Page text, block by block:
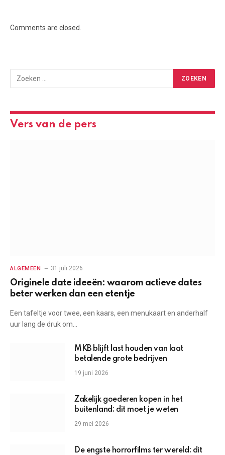
Comments are closed.
Vers van de pers
ALGEMEEN 31 juli 2026
Originele date ideeën: waarom actieve dates
beter werken dan een etentje
Een tafeltje voor twee, een kaars, een menukaart en anderhalf
uur lang de druk om…
MKB blijft last houden van laat
betalende grote bedrijven
19 juni 2026
Zakelijk goederen kopen in het
buitenland: dit moet je weten
29 mei 2026
De engste horrorfilms ter wereld: dit